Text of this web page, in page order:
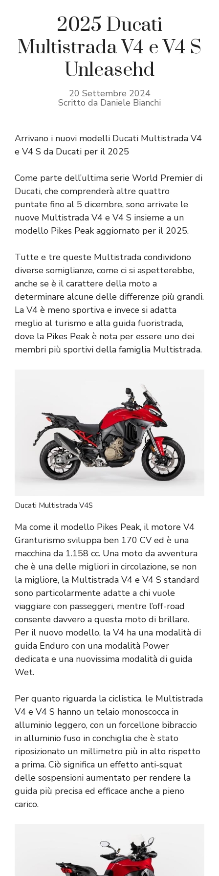
2025 Ducati
Multistrada V4 e V4 S
Unleasehd
20 Settembre 2024
Scritto da Daniele Bianchi
Arrivano i nuovi modelli Ducati Multistrada V4
e V4 S da Ducati per il 2025
Come parte dell’ultima serie World Premier di
Ducati, che comprenderà altre quattro
puntate fino al 5 dicembre, sono arrivate le
nuove Multistrada V4 e V4 S insieme a un
modello Pikes Peak aggiornato per il 2025.
Tutte e tre queste Multistrada condividono
diverse somiglianze, come ci si aspetterebbe,
anche se è il carattere della moto a
determinare alcune delle differenze più grandi.
La V4 è meno sportiva e invece si adatta
meglio al turismo e alla guida fuoristrada,
dove la Pikes Peak è nota per essere uno dei
membri più sportivi della famiglia Multistrada.
Ducati Multistrada V4S
Ma come il modello Pikes Peak, il motore V4
Granturismo sviluppa ben 170 CV ed è una
macchina da 1.158 cc. Una moto da avventura
che è una delle migliori in circolazione, se non
la migliore, la Multistrada V4 e V4 S standard
sono particolarmente adatte a chi vuole
viaggiare con passeggeri, mentre l’off-road
consente davvero a questa moto di brillare.
Per il nuovo modello, la V4 ha una modalità di
guida Enduro con una modalità Power
dedicata e una nuovissima modalità di guida
Wet.
Per quanto riguarda la ciclistica, le Multistrada
V4 e V4 S hanno un telaio monoscocca in
alluminio leggero, con un forcellone bibraccio
in alluminio fuso in conchiglia che è stato
riposizionato un millimetro più in alto rispetto
a prima. Ciò significa un effetto anti-squat
delle sospensioni aumentato per rendere la
guida più precisa ed efficace anche a pieno
carico.